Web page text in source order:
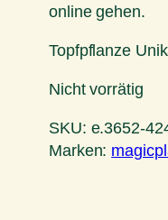
online gehen.
Topfpflanze
Nicht vorrätig
SKU: e.3652-
Marken: